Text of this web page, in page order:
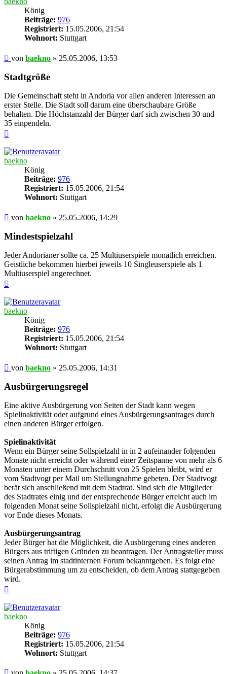
König
Beiträge: 976
Registriert: 15.05.2006, 21:54
Wohnort: Stuttgart
Beitrag
von baekno » 25.05.2006, 13:53
Stadtgröße
Die Gemeinschaft steht in Andoria vor allen anderen Interessen an
erster Stelle. Die Stadt soll darum eine überschaubare Größe
behalten. Die Höchstanzahl der Bürger darf sich zwischen 30 und
35 einpendeln.
baekno
König
Beiträge: 976
Registriert: 15.05.2006, 21:54
Wohnort: Stuttgart
Beitrag
von baekno » 25.05.2006, 14:29
Mindestspielzahl
Jeder Andorianer sollte ca. 25 Multiuserspiele monatlich erreichen.
Geistliche bekommen hierbei jeweils 10 Singleuserspiele als 1
Multiuserspiel angerechnet.
baekno
König
Beiträge: 976
Registriert: 15.05.2006, 21:54
Wohnort: Stuttgart
Beitrag
von baekno » 25.05.2006, 14:31
Ausbürgerungsregel
Eine aktive Ausbürgerung von Seiten der Stadt kann wegen
Spielinaktivität oder aufgrund eines Ausbürgerungsantrages durch
einen anderen Bürger erfolgen.
Spielinaktivität
Wenn ein Bürger seine Sollspielzahl in in 2 aufeinander folgenden
Monate nicht erreicht oder während einer Zeitspanne von mehr als 6
Monaten unter einem Durchschnitt von 25 Spielen bleibt, wird er
vom Stadtvogt per Mail um Stellungnahme gebeten. Der Stadtvogt
berät sich anschließend mit dem Stadtrat. Sind sich die Mitglieder
des Stadtrates einig und der entsprechende Bürger erreicht auch im
folgenden Monat seine Sollspielzahl nicht, erfolgt die Ausbürgerung
vor Ende dieses Monats.
Ausbürgerungsantrag
Jeder Bürger hat die Möglichkeit, die Ausbürgerung eines anderen
Bürgers aus triftigen Gründen zu beantragen. Der Antragsteller muss
seinen Antrag im stadtinternen Forum bekanntgeben. Es folgt eine
Bürgerabstimmung um zu entscheiden, ob dem Antrag stattgegeben
wird.
baekno
König
Beiträge: 976
Registriert: 15.05.2006, 21:54
Wohnort: Stuttgart
Beitrag